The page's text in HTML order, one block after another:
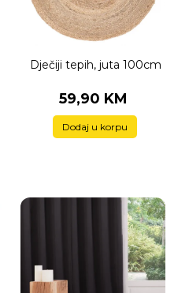
Dječiji tepih, juta 100cm
59,90 KM
Dodaj u korpu